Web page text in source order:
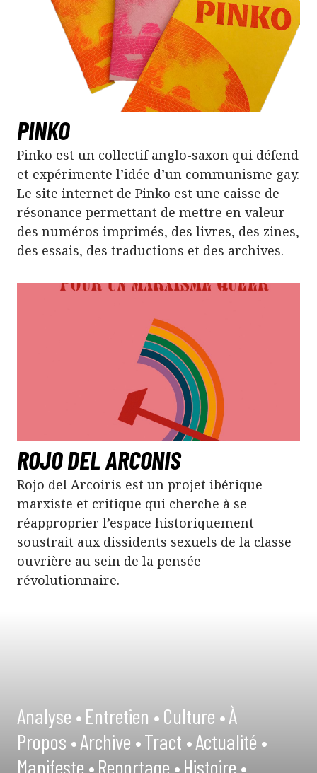
PINKO
Pinko est un collectif anglo-saxon qui défend
et expérimente l’idée d’un communisme gay.
Le site internet de Pinko est une caisse de
résonance permettant de mettre en valeur
des numéros imprimés, des livres, des zines,
des essais, des traductions et des archives.
ROJO DEL ARCONIS
Rojo del Arcoiris est un projet ibérique
marxiste et critique qui cherche à se
réapproprier l’espace historiquement
soustrait aux dissidents sexuels de la classe
ouvrière au sein de la pensée
révolutionnaire.
Analyse •Entretien •Culture •À
Propos •Archive •Tract •Actualité •
Manifeste •Reportage •Histoire •